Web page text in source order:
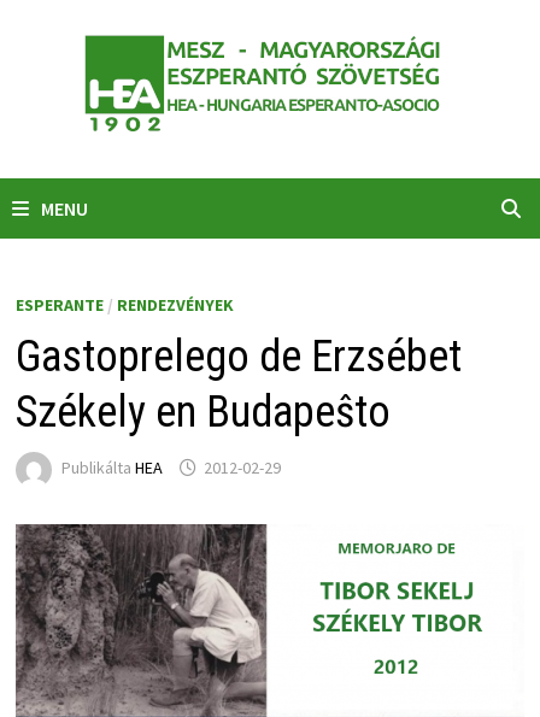
MENU
ESPERANTE/ RENDEZVÉNYEK
Gastoprelego de Erzsébet
Székely en Budapeŝto
Publikálta HEA 2012-02-29